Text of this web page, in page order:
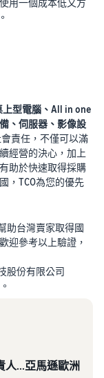
用一個成本低又方
上型電腦、All in one
、伺服器、影像設
責任，不僅可以滿
經營的決心，加上
助於快速取得採購
，TCO為您的優先
助台灣賣家取得國
迎參考以上驗證，
股份有限公司
人...亞馬遜歐洲